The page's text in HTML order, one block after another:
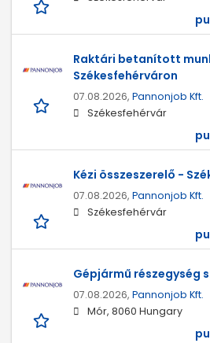
Raktári betanított
Székesfehérváron
07.08.2026, Pannonjob Kft.
Székesfehérvár
Kézi összeszerelő -
07.08.2026, Pannonjob Kft.
Székesfehérvár
Gépjármű részegység
07.08.2026, Pannonjob Kft.
Mór, 8060 Hungary